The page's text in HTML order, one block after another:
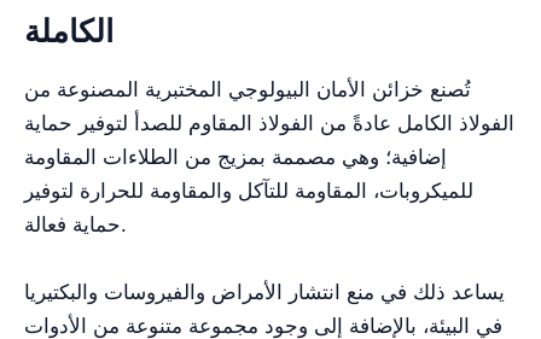
الكاملة
تُصنع خزائن الأمان البيولوجي المختبرية المصنوعة من
الفولاذ الكامل عادةً من الفولاذ المقاوم للصدأ لتوفير حماية
إضافية؛ وهي مصممة بمزيج من الطلاءات المقاومة
للميكروبات، المقاومة للتآكل والمقاومة للحرارة لتوفير
حماية فعالة.
يساعد ذلك في منع انتشار الأمراض والفيروسات والبكتيريا
في البيئة، بالإضافة إلى وجود مجموعة متنوعة من الأدوات